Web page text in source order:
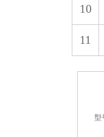
10
11
型